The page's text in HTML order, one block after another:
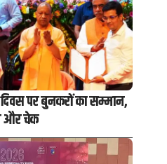
पर बुनकरों का सम्मान,
और चेक